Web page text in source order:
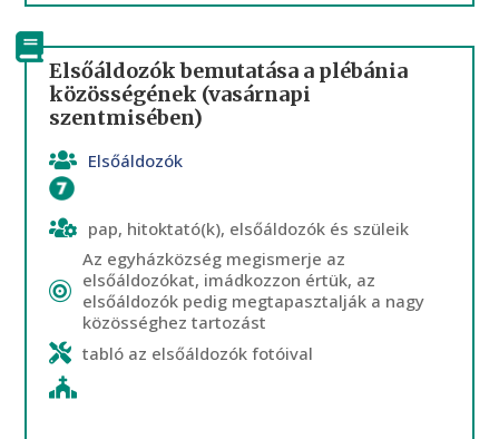
Elsőáldozók bemutatása a plébánia
közösségének (vasárnapi
szentmisében)
Elsőáldozók
pap, hitoktató(k), elsőáldozók és szüleik
Az egyházközség megismerje az
elsőáldozókat, imádkozzon értük, az
elsőáldozók pedig megtapasztalják a nagy
közösséghez tartozást
tabló az elsőáldozók fotóival